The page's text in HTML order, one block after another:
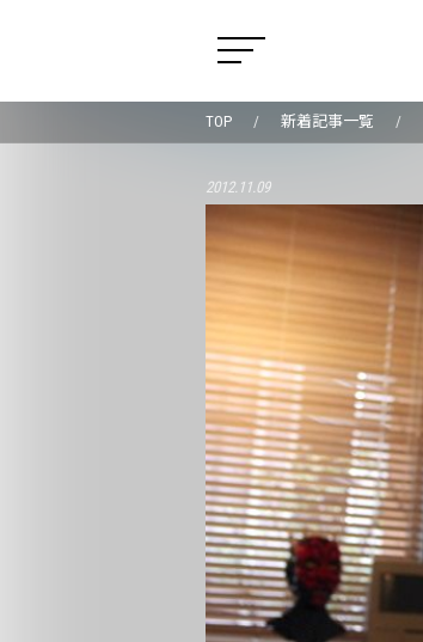
TOP 新着記事一覧
2012.11.09